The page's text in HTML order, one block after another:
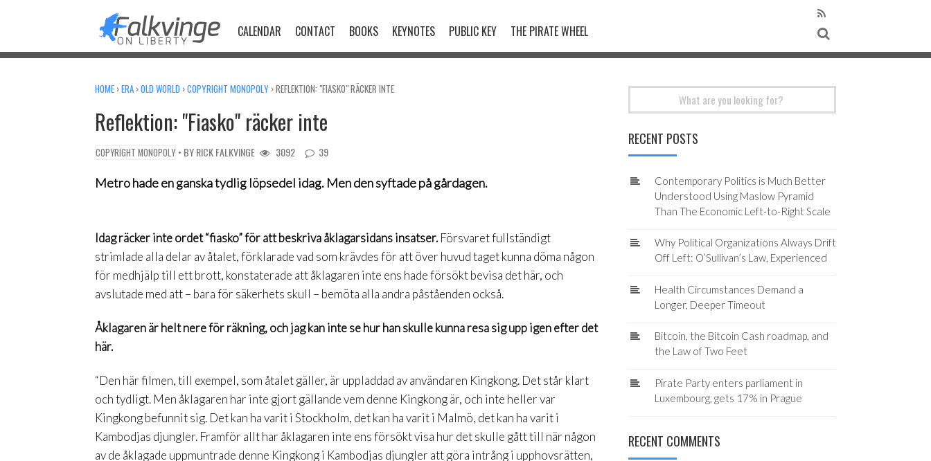
CALENDAR CONTACT BOOKS KEYNOTES PUBLIC KEY THE PIRATE WHEEL
HOME ›ERA ›OLD WORLD ›COPYRIGHT MONOPOLY ›REFLEKTION: "FIASKO" RÄCKER INTE
Reflektion: "Fiasko" räcker inte
COPYRIGHT MONOPOLY • BYRICK FALKVINGE 3092 39
Metro hade en ganska tydlig löpsedel idag. Men den syftade pågårdagen.
Idag räcker inte ordet “fiasko” för att beskriva åklagarsidans insatser. Försvaret fullständigt
strimlade alla delar av åtalet, förklarade vad som krävdes för att över huvud taget kunna döma någon
för medhjälp till ett brott, konstaterade att åklagaren inte ens hade försökt bevisa det här, och
avslutade med att – bara för säkerhets skull – bemöta alla andra påståenden också.
Åklagaren är helt nere för räkning, och jag kan inte se hur han skulle kunna resa sig upp igen efter det
här.
“Den här filmen, till exempel, som åtalet gäller, är uppladdad av användaren Kingkong. Det står klart
och tydligt. Men åklagaren har inte gjort gällande vem denne Kingkong är, och inte heller var
Kingkong befunnit sig. Det kan ha varit i Stockholm, det kan ha varit i Malmö, det kan ha varit i
Kambodjas djungler. Framför allt har åklagaren inte ens försökt visa hur det skulle gått till när någon
av de åklagade uppmuntrade denne Kingkong i Kambodjas djungler att göra intrång i upphovsrätten,
RECENT POSTS
Contemporary Politics is Much Better
Understood Using Maslow Pyramid
Than The Economic Left-to-Right Scale
Why Political Organizations Always Drift
Off Left: O’Sullivan’s Law, Experienced
Health Circumstances Demand a
Longer, Deeper Timeout
Bitcoin, the Bitcoin Cash roadmap, and
the Law of Two Feet
Pirate Party enters parliament in
Luxembourg, gets 17% in Prague
RECENT COMMENTS